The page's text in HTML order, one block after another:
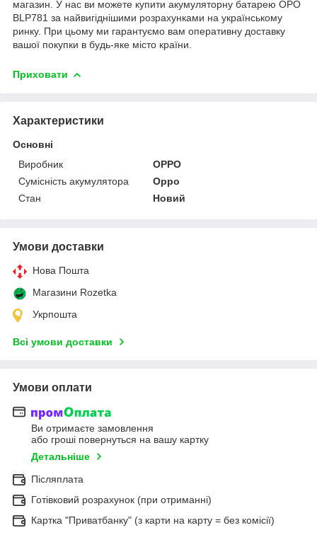
магазин. У нас ви можете купити акумуляторну батарею OPO
BLP781 за найвигіднішими розрахунками на українському
ринку. При цьому ми гарантуємо вам оперативну доставку
вашої покупки в будь-яке місто країни.
Приховати
Характеристики
Основні
Виробник
OPPO
Сумісність акумулятора
Oppo
Стан
Новий
Умови доставки
Нова Пошта
Магазини Rozetka
Укрпошта
Всі умови доставки
Умови оплати
Ви отримаєте замовлення
або гроші повернуться на вашу картку
Детальніше
Післяплата
Готівковий розрахунок (при отриманні)
Картка "Приватбанку" (з карти на карту = без комісії)